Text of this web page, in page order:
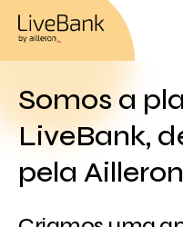
Somos a
LiveBank,
pela Ailleron